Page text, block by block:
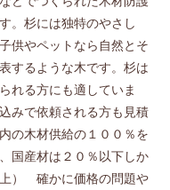
。杉には独特のやさし
供やペットなら自然とそ
するような木です。杉は
れる方にも適していま
みで依頼される方も見積
の木材供給の１００％を
国産材は２０％以下しか
） 確かに価格の問題や